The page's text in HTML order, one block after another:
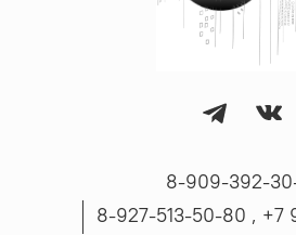
8-909-392-
8-927-513-50-80 , ‪+7